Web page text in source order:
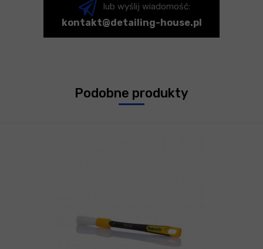
lub wyślij wiadomość:
kontakt@detailing-house.pl
Podobne produkty